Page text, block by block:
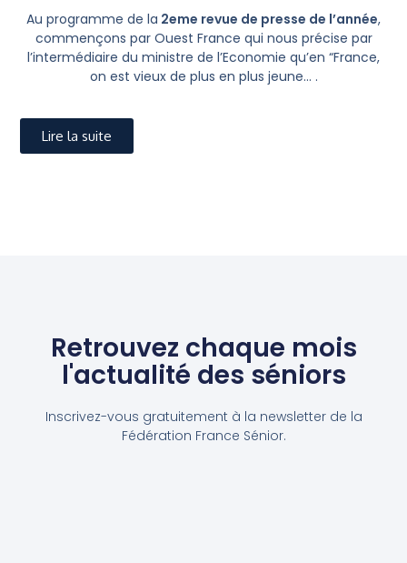
Au programme de la 2eme revue de presse de l’année,
commençons par Ouest France qui nous précise par
l’intermédiaire du ministre de l’Economie qu’en “France,
on est vieux de plus en plus jeune… .
Lire la suite
Retrouvez chaque mois
l'actualité des séniors
Inscrivez-vous gratuitement à la newsletter de la
Fédération France Sénior.